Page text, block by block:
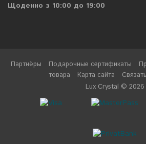
Щоденно з 10:00 до 19:00
Партнёры Подарочные сертификаты
товара
Карта сайта
Lux Crystal © 2026